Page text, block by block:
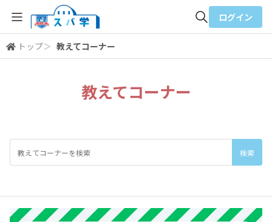
全体検索
ログイン
トップ＞ 教えてコーナー
教えてコーナー